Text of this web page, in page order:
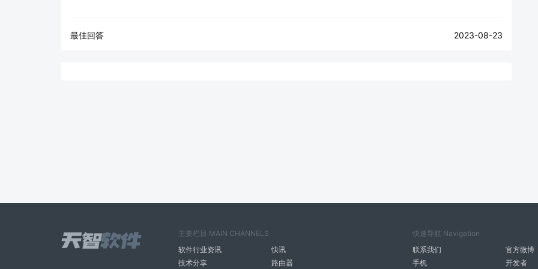
最佳回答 2023-08-23
主要栏目 MAIN CHANNELS
软件行业资讯
快讯
技术分享
路由器
快速导航 Navigation
联系我们
官方微博
手机
开发者